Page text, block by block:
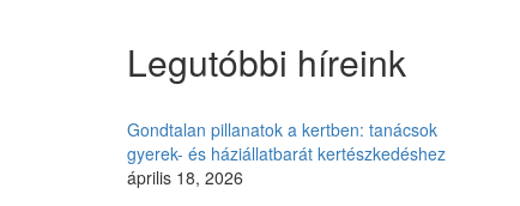
Legutóbbi híreink
Gondtalan pillanatok a kertben: tanácsok
gyerek- és háziállatbarát kertészkedéshez
április 18, 2026